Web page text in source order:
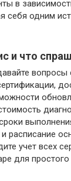
в
себя одним
и что
вопросы
расписание
учет всех
для простого